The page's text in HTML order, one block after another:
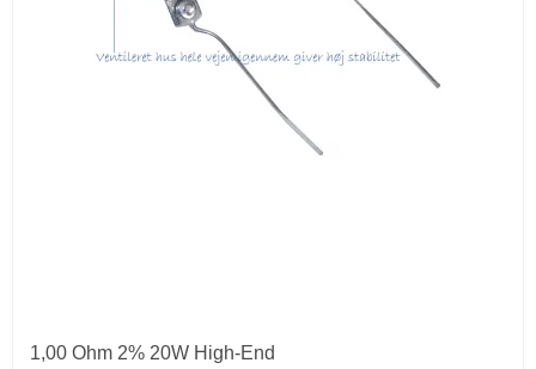
1,00 Ohm 2% 20W High-End